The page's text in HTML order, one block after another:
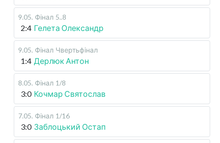
9.05. Фінал 5..8
2:4 Гелета Олександр
9.05. Фінал Чвертьфінал
1:4 Дерлюк Антон
8.05. Фінал 1/8
3:0 Кочмар Святослав
7.05. Фінал 1/16
3:0 Заблоцький Остап